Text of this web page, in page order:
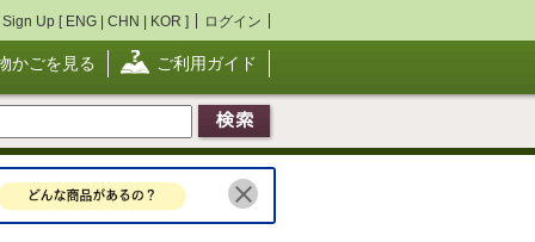
Sign Up [ ENG | CHN | KOR ] ログイン
かごを見る ご利用ガイド